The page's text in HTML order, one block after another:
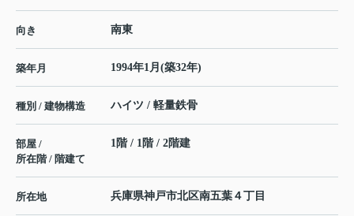
向き 南東
築年月 1994年1月(築32年)
種別 / 建物構造 ハイツ / 軽量鉄骨
部屋 /
所在階 / 階建て
1階 / 1階 / 2階建
所在地 兵庫県神戸市北区南五葉 ４丁目